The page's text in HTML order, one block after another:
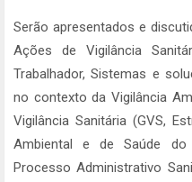
Serão apresentados e
Ações de Vigilância
Trabalhador, Sistemas e
no contexto da Vigilância
Vigilância Sanitária (GVS,
Ambiental e de Saúde do
Processo Administrativo